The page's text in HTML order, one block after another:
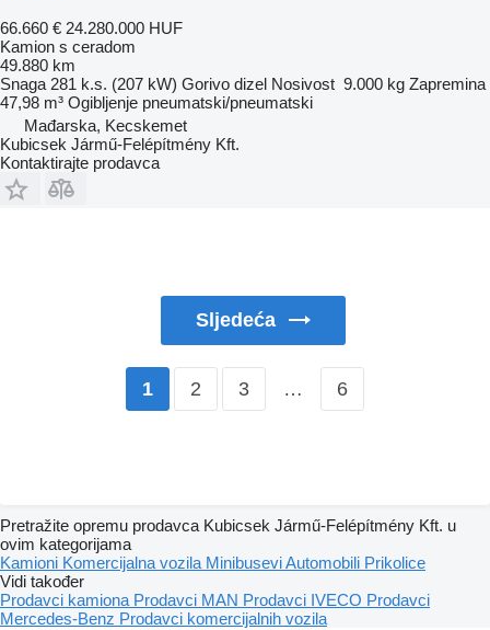
66.660 € 24.280.000 HUF
Kamion s ceradom
49.880 km
Snaga 281 k.s. (207 kW) Gorivo dizel Nosivost 9.000 kg Zapremina
47,98 m³ Ogibljenje pneumatski/pneumatski
Mađarska, Kecskemet
Kubicsek Jármű-Felépítmény Kft.
Kontaktirajte prodavca
Sljedeća
1 2 3 … 6
Pretražite opremu prodavca Kubicsek Jármű-Felépítmény Kft. u
ovim kategorijama
Kamioni Komercijalna vozila MinibuseviAutomobili Prikolice
Vidi također
Prodavci kamiona Prodavci MAN Prodavci IVECO Prodavci
Mercedes-Benz Prodavci komercijalnih vozila